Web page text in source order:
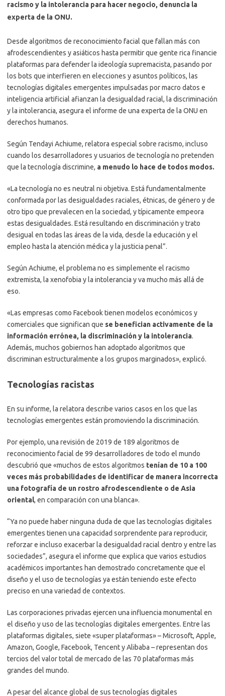
racismo y la intolerancia para hacer negocio, denuncia la
experta de la ONU.
Desde algoritmos de reconocimiento facial que fallan más con
afrodescendientes y asiáticos hasta permitir que gente rica financie
plataformas para defender la ideología supremacista, pasando por
los bots que interfieren en elecciones y asuntos políticos, las
tecnologías digitales emergentes impulsadas por macro datos e
inteligencia artificial afianzan la desigualdad racial, la discriminación
y la intolerancia, asegura el informe de una experta de la ONU en
derechos humanos.
Según Tendayi Achiume, relatora especial sobre racismo, incluso
cuando los desarrolladores y usuarios de tecnología no pretenden
que la tecnología discrimine, a menudo lo hace de todos modos.
«La tecnología no es neutral ni objetiva. Está fundamentalmente
conformada por las desigualdades raciales, étnicas, de género y de
otro tipo que prevalecen en la sociedad, y típicamente empeora
estas desigualdades. Está resultando en discriminación y trato
desigual en todas las áreas de la vida, desde la educación y el
empleo hasta la atención médica y la justicia penal”.
Según Achiume, el problema no es simplemente el racismo
extremista, la xenofobia y la intolerancia y va mucho más allá de
eso.
«Las empresas como Facebook tienen modelos económicos y
comerciales que significan que se benefician activamente de la
información errónea, la discriminación y la intolerancia.
Además, muchos gobiernos han adoptado algoritmos que
discriminan estructuralmente a los grupos marginados», explicó.
Tecnologías racistas
En su informe, la relatora describe varios casos en los que las
tecnologías emergentes están promoviendo la discriminación.
Por ejemplo, una revisión de 2019 de 189 algoritmos de
reconocimiento facial de 99 desarrolladores de todo el mundo
descubrió que «muchos de estos algoritmos tenían de 10 a 100
veces más probabilidades de identificar de manera incorrecta
una fotografía de un rostro afrodescendiente o de Asia
oriental, en comparación con una blanca».
“Ya no puede haber ninguna duda de que las tecnologías digitales
emergentes tienen una capacidad sorprendente para reproducir,
reforzar e incluso exacerbar la desigualdad racial dentro y entre las
sociedades”, asegura el informe que explica que varios estudios
académicos importantes han demostrado concretamente que el
diseño y el uso de tecnologías ya están teniendo este efecto
preciso en una variedad de contextos.
Las corporaciones privadas ejercen una influencia monumental en
el diseño y uso de las tecnologías digitales emergentes. Entre las
plataformas digitales, siete «super plataformas» – Microsoft, Apple,
Amazon, Google, Facebook, Tencent y Alibaba – representan dos
tercios del valor total de mercado de las 70 plataformas más
grandes del mundo.
A pesar del alcance global de sus tecnologías digitales